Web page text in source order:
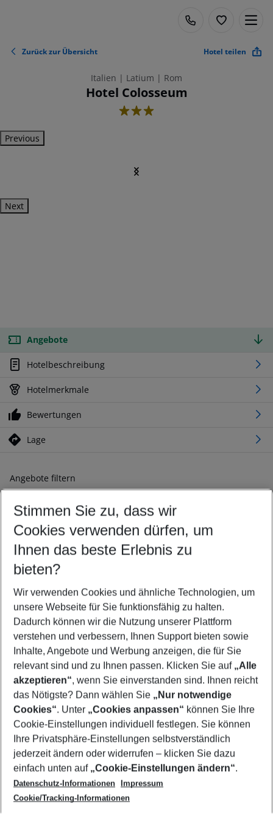
Zurück zur Übersicht Hotel teilen
Italien | Latium | Rom
Hotel Colosseum
3
Previous
Next
Angebote
Hotelbeschreibung
Hotelmerkmale
Bewertungen
Lage
Angebote filtern
Ändern Sie Ihre Kriterien nach Ihren Wünschen
Abflughafen wählen
Beliebiger Abflughafen
Reisezeitraum wählen
11.08.26– 09.08.27 5-8 Nächte
2 Erwachsene Keine Kinder
Mehr Filter anzeigen
Footer
Footer navigation
Über uns
AGB
Cookie-Einstellungen ändern
Cookie-Richtlinie
Datenschutz
Service & Hilfe
Barrierefreies Reisen
Check-in
Folgen Sie uns
Stimmen Sie zu, dass wir
Cookies verwenden dürfen, um
Ihnen das beste Erlebnis zu
bieten?
Wir verwenden Cookies und ähnliche Technologien, um
unsere Webseite für Sie funktionsfähig zu halten.
Dadurch können wir die Nutzung unserer Plattform
verstehen und verbessern, Ihnen Support bieten sowie
Inhalte, Angebote und Werbung anzeigen, die für Sie
relevant sind und zu Ihnen passen. Klicken Sie auf „Alle
akzeptieren“, wenn Sie einverstanden sind. Ihnen reicht
das Nötigste? Dann wählen Sie „Nur notwendige
Cookies“. Unter „Cookies anpassen“ können Sie Ihre
Cookie-Einstellungen individuell festlegen. Sie können
Ihre Privatsphäre-Einstellungen selbstverständlich
jederzeit ändern oder widerrufen – klicken Sie dazu
einfach unten auf „Cookie-Einstellungen ändern“.
Datenschutz-Informationen
Impressum
Cookie/Tracking-Informationen